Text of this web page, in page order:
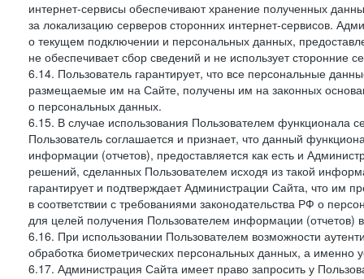
интернет-сервисы обеспечивают хранение полученных
за локализацию серверов сторонних интернет-сервисов.
о текущем подключении и персональных данных,
не обеспечивает сбор сведений и не использует
6.14. Пользователь гарантирует, что все персональные
размещаемые им на Сайте, получены им на законных
о персональных данных.
6.15. В случае использования Пользователем функционала
Пользователь соглашается и признает, что данный
информации (отчетов), предоставляется как есть и
решений, сделанных Пользователем исходя из такой
гарантирует и подтверждает Администрации Сайта, что им
в соответствии с требованиями законодательства РФ о
для целей получения Пользователем информации (отчетов)
6.16. При использовании Пользователем возможности
обработка биометрических персональных данных, а именно
6.17. Администрация Сайта имеет право запросить у